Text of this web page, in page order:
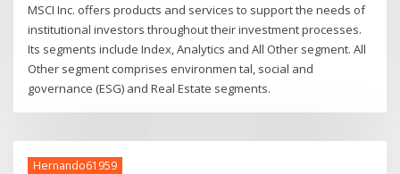
MSCI Inc. offers products and services to support the needs of
institutional investors throughout their investment processes.
Its segments include Index, Analytics and All Other segment. All
Other segment comprises environmen tal, social and
governance (ESG) and Real Estate segments.
Hernando61959